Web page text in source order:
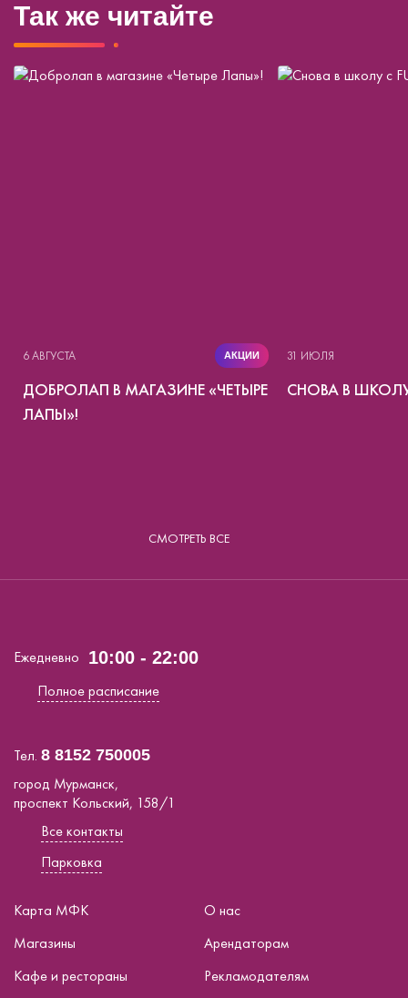
Так же читайте
6 АВГУСТА АКЦИИ
ДОБРОЛАП В МАГАЗИНЕ «ЧЕТЫРЕ
ЛАПЫ»!
31 ИЮЛЯ
СНОВА В ШКОЛУ
СМОТРЕТЬ ВСЕ
Ежедневно 10:00 - 22:00
Полное расписание
Тел. 8 8152 750005
город Мурманск,
проспект Кольский, 158/1
Все контакты
Парковка
Карта МФК
Магазины
Кафе и рестораны
О нас
Арендаторам
Рекламодателям